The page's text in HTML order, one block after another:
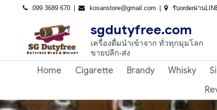
099 3689 670 kosanstore@gmail.com รับorderผ่าน
sgdutyfree.com
เครื่องดื่มนําเข้าจาก ทั่วทุกมุมโลก
ขายปลีก-ส่ง
Home Cigarette Brandy Whisky